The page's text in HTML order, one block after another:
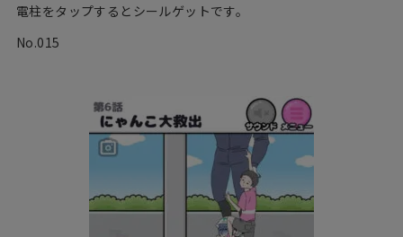
電柱をタップするとシールゲットです。
No.015